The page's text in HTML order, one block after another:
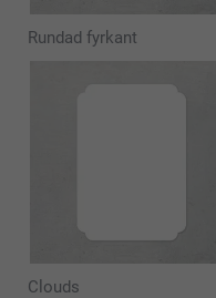
Rundad fyrkant
Clouds